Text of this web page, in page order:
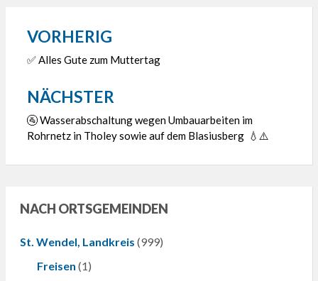
Beitragsnavigation
VORHERIG
✅ Alles Gute zum Muttertag
NÄCHSTER
🚰 Wasserabschaltung wegen Umbauarbeiten im
Rohrnetz in Tholey sowie auf dem Blasiusberg 💧⚠️
NACH ORTSGEMEINDEN
St. Wendel, Landkreis (999)
Freisen (1)